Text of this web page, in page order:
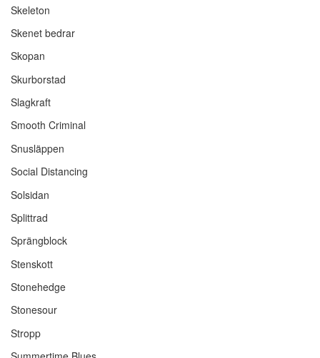
Skeleton
Skenet bedrar
Skopan
Skurborstad
Slagkraft
Smooth Criminal
Snusläppen
Social Distancing
Solsidan
Splittrad
Sprängblock
Stenskott
Stonehedge
Stonesour
Stropp